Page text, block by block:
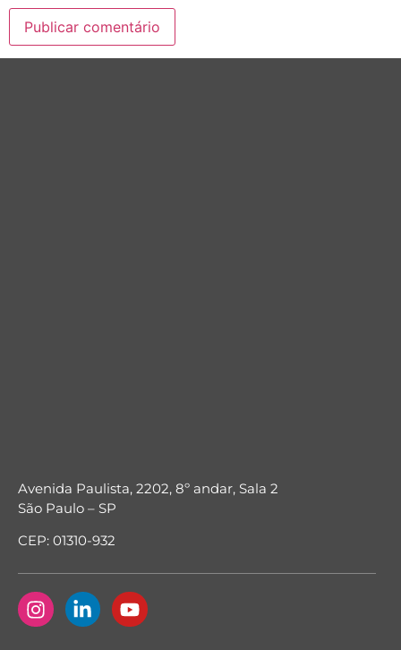
Avenida Paulista, 2202, 8º andar, Sala 2
São Paulo – SP
CEP: 01310-932